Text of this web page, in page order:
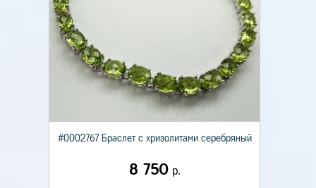
#0002767 Браслет с хризолитами серебряный
8 750р.